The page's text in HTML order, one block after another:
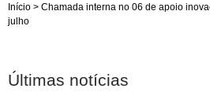
Início > Chamada interna no 06 de apoio
julho
Últimas notícias